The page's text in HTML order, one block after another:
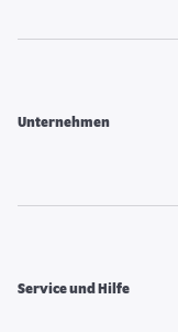
Unternehmen
Service und Hilfe